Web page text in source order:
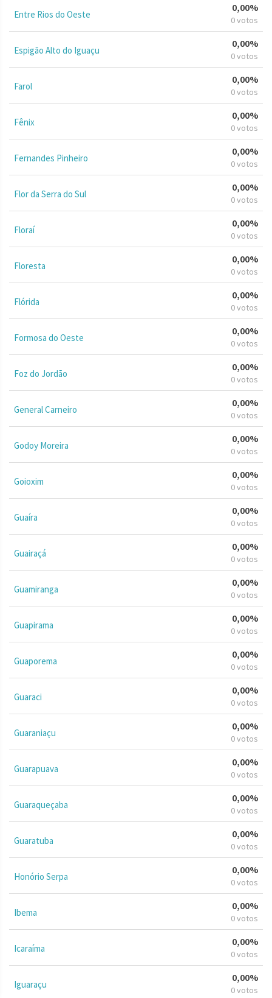
Entre Rios do Oeste
0,00%
0 votos
Espigão Alto do Iguaçu
0,00%
0 votos
Farol
0,00%
0 votos
Fênix
0,00%
0 votos
Fernandes Pinheiro
0,00%
0 votos
Flor da Serra do Sul
0,00%
0 votos
Floraí
0,00%
0 votos
Floresta
0,00%
0 votos
Flórida
0,00%
0 votos
Formosa do Oeste
0,00%
0 votos
Foz do Jordão
0,00%
0 votos
General Carneiro
0,00%
0 votos
Godoy Moreira
0,00%
0 votos
Goioxim
0,00%
0 votos
Guaíra
0,00%
0 votos
Guairaçá
0,00%
0 votos
Guamiranga
0,00%
0 votos
Guapirama
0,00%
0 votos
Guaporema
0,00%
0 votos
Guaraci
0,00%
0 votos
Guaraniaçu
0,00%
0 votos
Guarapuava
0,00%
0 votos
Guaraqueçaba
0,00%
0 votos
Guaratuba
0,00%
0 votos
Honório Serpa
0,00%
0 votos
Ibema
0,00%
0 votos
Icaraíma
0,00%
0 votos
Iguaraçu
0,00%
0 votos